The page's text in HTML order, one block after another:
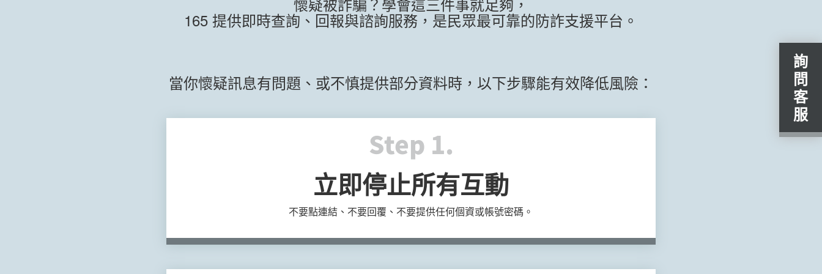
165 提供即時查詢、回報與諮詢服務，是民眾最可靠的防詐支援平台。
當你懷疑訊息有問題、或不慎提供部分資料時，以下步驟能有效降低風險：
Step 1.
立即停止所有互動
不要點連結、不要回覆、不要提供任何個資或帳號密碼。
詢
問
客
服